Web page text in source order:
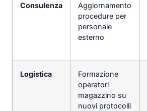
Consulenza
Aggiornamento
procedure per
personale
esterno
Logistica
Formazione
operatori
magazzino su
nuovi protocolli